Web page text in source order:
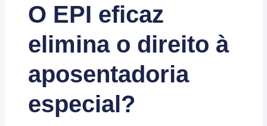
O EPI eficaz
elimina o direito à
aposentadoria
especial?